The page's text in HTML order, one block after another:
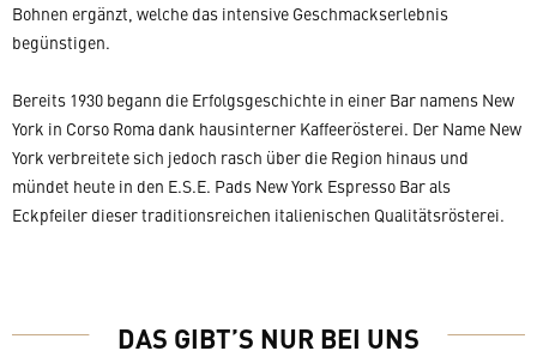
Bohnen ergänzt, welche das intensive Geschmackserlebnis
begünstigen.
Bereits 1930 begann die Erfolgsgeschichte in einer Bar namens New
York in Corso Roma dank hausinterner Kaffeerösterei. Der Name New
York verbreitete sich jedoch rasch über die Region hinaus und
mündet heute in den E.S.E. Pads New York Espresso Bar als
Eckpfeiler dieser traditionsreichen italienischen Qualitätsrösterei.
DAS GIBT’S NUR BEI UNS